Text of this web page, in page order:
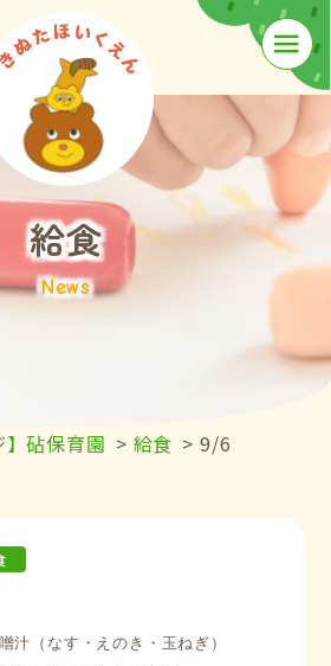
≡
給食
News
】砧保育園 > 給食 >9/6
汁（なす・えのき・玉ねぎ）